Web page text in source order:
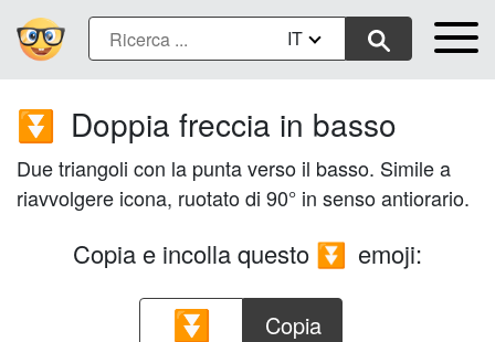
IT
⏬ Doppia freccia in basso
Due triangoli con la punta verso il basso. Simile a
riavvolgere icona, ruotato di 90° in senso antiorario.
Copia e incolla questo ⏬ emoji:
Copia